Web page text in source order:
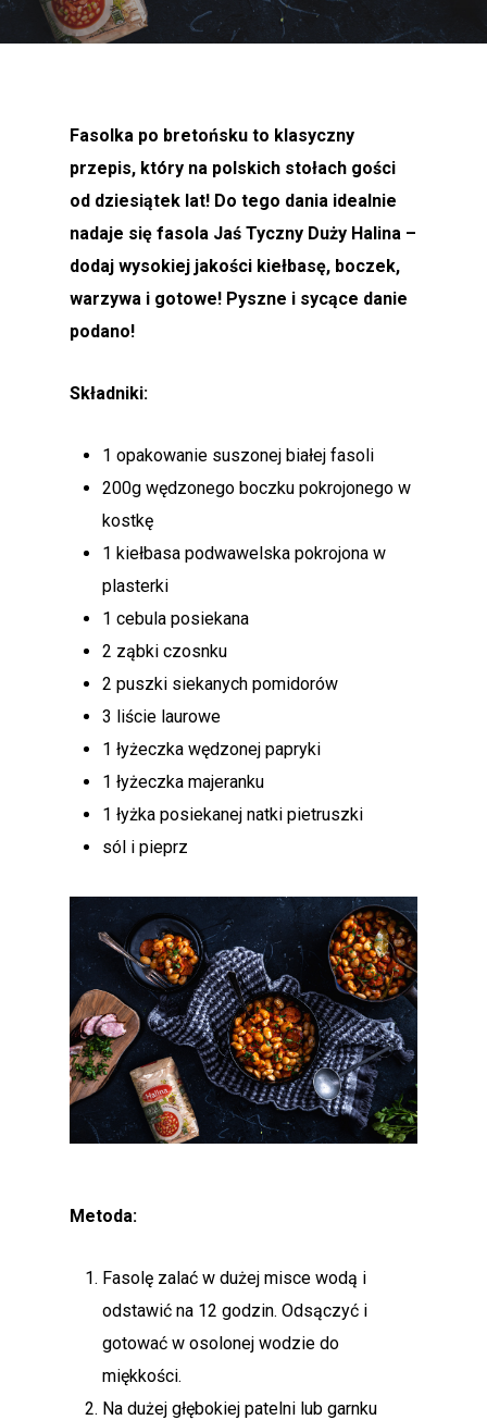
Fasolka po bretońsku to klasyczny
przepis, który na polskich stołach gości
od dziesiątek lat! Do tego dania idealnie
nadaje się fasola Jaś Tyczny Duży Halina –
dodaj wysokiej jakości kiełbasę, boczek,
warzywa i gotowe! Pyszne i sycące danie
podano!
Składniki:
1 opakowanie suszonej białej fasoli
200g wędzonego boczku pokrojonego w
kostkę
1 kiełbasa podwawelska pokrojona w
plasterki
1 cebula posiekana
2 ząbki czosnku
2 puszki siekanych pomidorów
3 liście laurowe
1 łyżeczka wędzonej papryki
1 łyżeczka majeranku
1 łyżka posiekanej natki pietruszki
sól i pieprz
Metoda:
Fasolę zalać w dużej misce wodą i
odstawić na 12 godzin. Odsączyć i
gotować w osolonej wodzie do
miękkości.
Na dużej głębokiej patelni lub garnku